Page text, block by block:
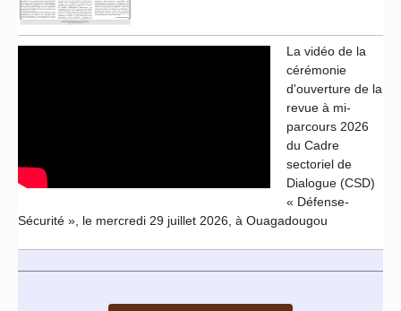
La vidéo de la
cérémonie
d'ouverture de la
revue à mi-
parcours 2026
du Cadre
sectoriel de
Dialogue (CSD)
« Défense-
Sécurité », le mercredi 29 juillet 2026, à Ouagadougou